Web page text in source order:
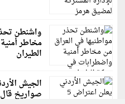
واشنطن
مخاطر
الطيران
صواريخ قال